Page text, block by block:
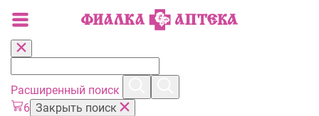
Расширенный поиск
6 Закрыть поиск